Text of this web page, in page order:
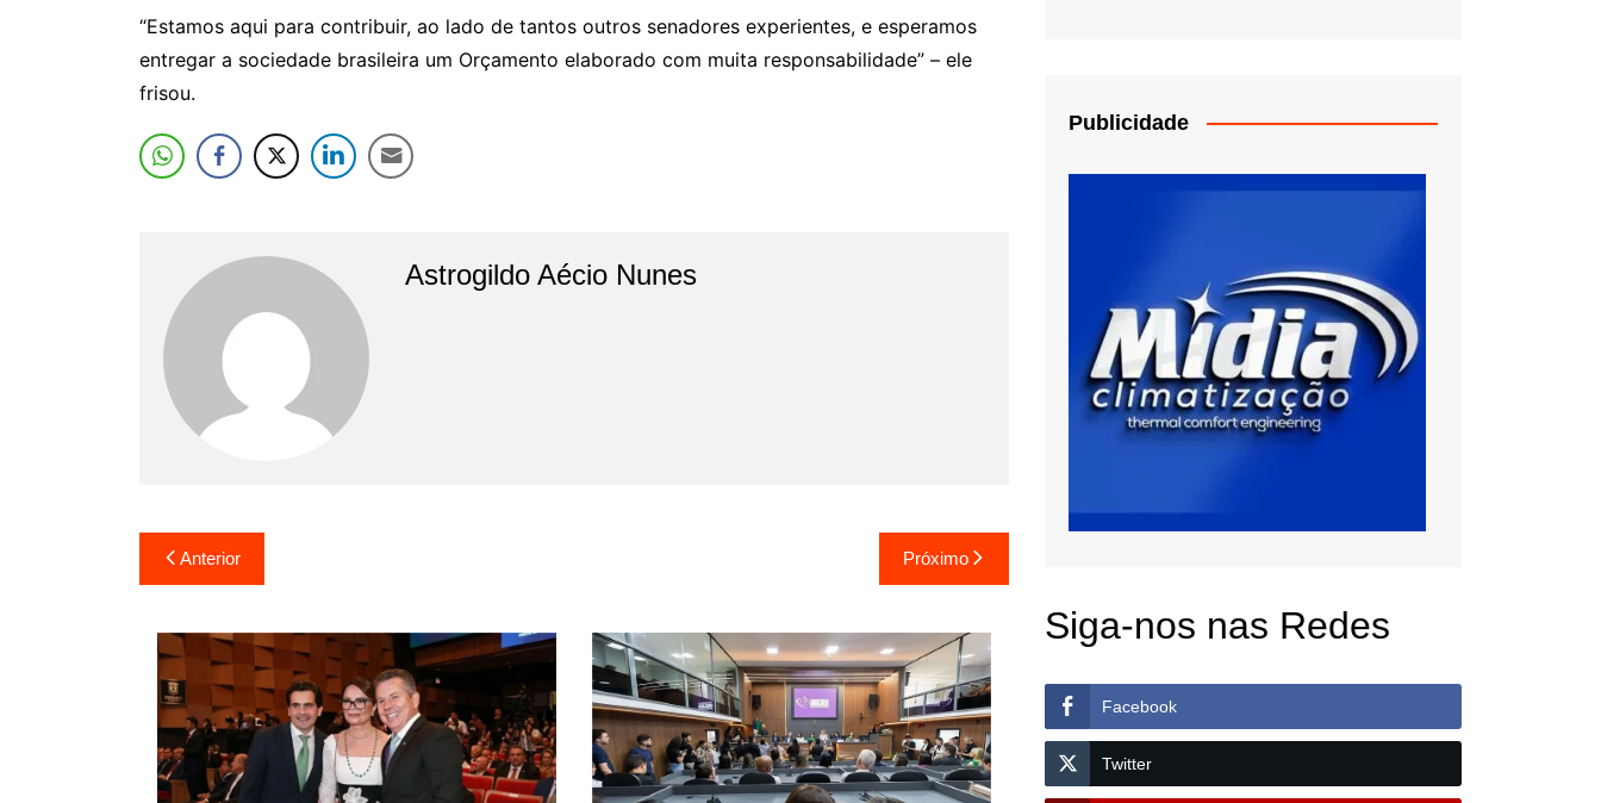
“Estamos aqui para contribuir, ao lado de tantos outros senadores experientes, e esperamos
entregar a sociedade brasileira um Orçamento elaborado com muita responsabilidade” – ele
frisou.
Astrogildo Aécio Nunes
Navegação
de
Post
Anterior Próximo
Publicidade
Siga-nos nas Redes
Facebook
Twitter